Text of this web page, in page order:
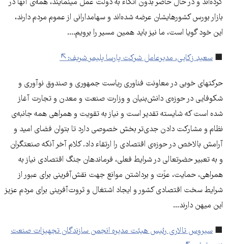
کرده‌اند و در حال حاضر بدون اتکاء به دولت عمل مینمایند، همه‌ی آنها در
بازار بورس کشورهایشان عرضه شده‌اند و سهامدارانی از عموم مردم دارند،
این خود گویا است، ما نیز باید همین مسیر را برویم....
■ سعید زکایی، مدیرعامل شرکت پارسا پلیمر شریف:
حرکتهای خوبی در معاونت فناوری ریاست جمهوری و صندوق نوآوری و
شکوفایی در حوزه‌ی دانش‌بنیان و وزارت صنعت و معدن و تجارت آغاز
شده است که شایسته تقدیر است و نیاز به تقویت و همراهی همه جانبه‌ی
نظام و مشارکت دادن جدی‌تر بخش خصوصی دارد تا بتوان فضای امید و
آرامش بالاخص در حوزه‌ی اقتصادی را ارتقاء داد. کلام آخر آنکه صنعتگران
و به تعبیر حضرتعالی در شرایط فعلی، فرماندهان جنگ اقتصادی نیاز به
همراهی، حمایت، عزّت و برداشتن موانع جهت نقش‌آفرینی برای عبور از
شرایط سخت اقتصادی کشور و ایجاد اشتغال و ثروت‌آفرینی برای مردم عزیز
این میهن دارند...
■ سیروس تالاری رئیس هیئت مدیره‌ انجمن سازندگان تجهیزات صنعت